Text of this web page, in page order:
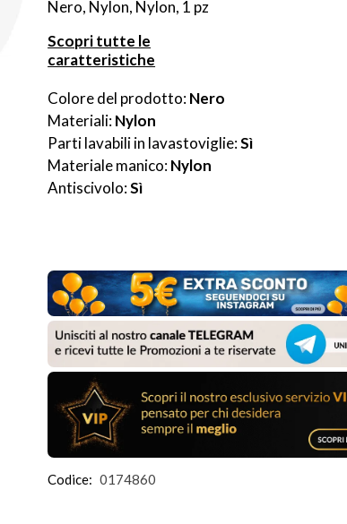
Nero, Nylon, Nylon, 1 pz
Scopri tutte le
caratteristiche
Colore del prodotto: Nero
Materiali: Nylon
Parti lavabili in lavastoviglie: Sì
Materiale manico: Nylon
Antiscivolo: Sì
Codice: 0174860